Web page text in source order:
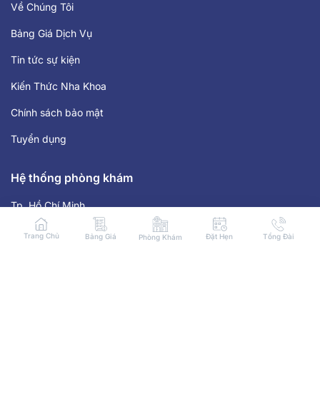
Về Chúng Tôi
Bảng Giá Dịch Vụ
Tin tức sự kiện
Kiến Thức Nha Khoa
Chính sách bảo mật
Tuyển dụng
Hệ thống phòng khám
Tp. Hồ Chí Minh
Hà Nội
Trang Chủ Bảng Giá Phòng Khám Đặt Hẹn Tổng Đài